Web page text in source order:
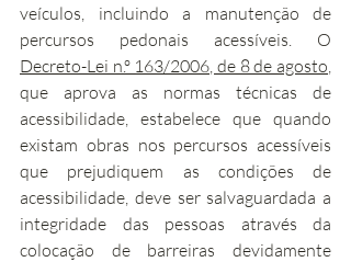
veículos, incluindo a manutenção de
Decreto-Lei n.º 163/2006, de 8 de agosto
que aprova as normas técnicas de
acessibilidade, estabelece que quando
existam obras nos percursos acessíveis
que prejudiquem as condições de
acessibilidade, deve ser salvaguardada a
integridade das pessoas através da
colocação de barreiras devidamente